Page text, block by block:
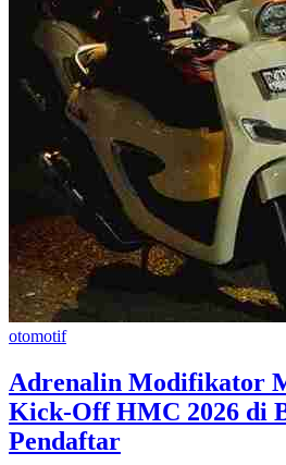
otomotif
​Adrenalin Modifikator
Kick-Off HMC 2026 di
Pendaftar